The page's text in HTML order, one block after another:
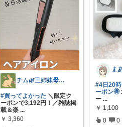
チム🌿三姉妹母ちゃん
#買ってよかった ＼限定ク
ーポンで3,192円！／雑誌掲
載＆楽 ...
￥ 3,360
#4日20
ーポン🉐
ー...
￥ 1,100
0 0